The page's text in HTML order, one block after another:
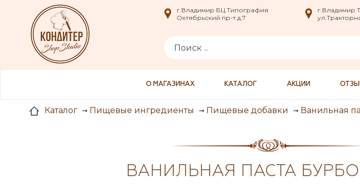
info@XXX.ru
г.Владимир БЦ Типография
Октябрьский пр-т д.7
г.Владимир
г.Владимир БЦ Типография
Октябрьский пр-т д.7
г.Владимир
О МАГАЗИНАХ КАТАЛОГ АКЦИИ
Каталог Пищевые ингредиенты Пищевые добавки Ванильная
ВАНИЛЬНАЯ ПАСТА